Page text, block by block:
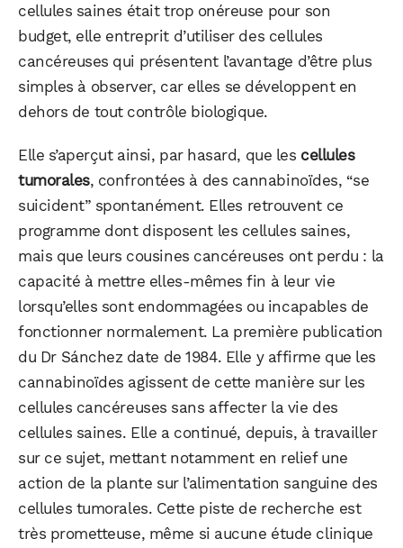
cellules saines était trop onéreuse pour son
budget, elle entreprit d’utiliser des cellules
cancéreuses qui présentent l’avantage d’être plus
simples à observer, car elles se développent en
dehors de tout contrôle biologique.
Elle s’aperçut ainsi, par hasard, que les cellules
tumorales, confrontées à des cannabinoïdes, “se
suicident” spontanément. Elles retrouvent ce
programme dont disposent les cellules saines,
mais que leurs cousines cancéreuses ont perdu : la
capacité à mettre elles-mêmes fin à leur vie
lorsqu’elles sont endommagées ou incapables de
fonctionner normalement. La première publication
du Dr Sánchez date de 1984. Elle y affirme que les
cannabinoïdes agissent de cette manière sur les
cellules cancéreuses sans affecter la vie des
cellules saines. Elle a continué, depuis, à travailler
sur ce sujet, mettant notamment en relief une
action de la plante sur l’alimentation sanguine des
cellules tumorales. Cette piste de recherche est
très prometteuse, même si aucune étude clinique